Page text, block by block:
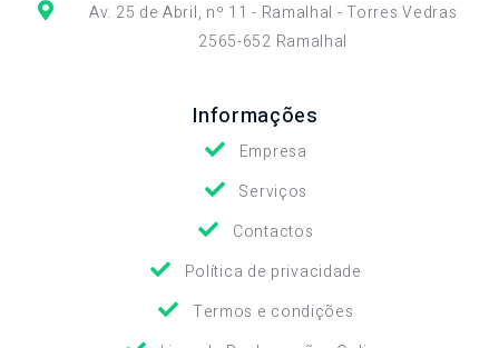
Av. 25 de Abril, nº 11 - Ramalhal - Torres Vedras
2565-652 Ramalhal
Informações
Empresa
Serviços
Contactos
Política de privacidade
Termos e condições